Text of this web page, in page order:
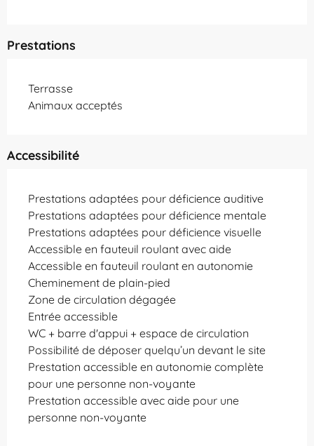
Prestations
Terrasse
Animaux acceptés
Accessibilité
Prestations adaptées pour déficience auditive
Prestations adaptées pour déficience mentale
Prestations adaptées pour déficience visuelle
Accessible en fauteuil roulant avec aide
Accessible en fauteuil roulant en autonomie
Cheminement de plain-pied
Zone de circulation dégagée
Entrée accessible
WC + barre d'appui + espace de circulation
Possibilité de déposer quelqu’un devant le site
Prestation accessible en autonomie complète
pour une personne non-voyante
Prestation accessible avec aide pour une
personne non-voyante